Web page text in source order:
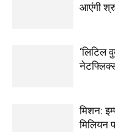
आएंगी
‘लिटिल
मिशन:
मिलियन